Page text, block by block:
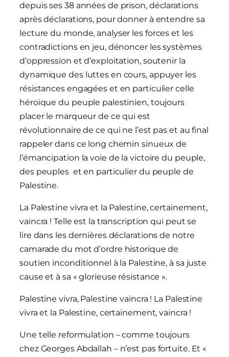
depuis ses 38 années de prison, déclarations
après déclarations, pour donner à entendre sa
lecture du monde, analyser les forces et les
contradictions en jeu, dénoncer les systèmes
d’oppression et d’exploitation, soutenir la
dynamique des luttes en cours, appuyer les
résistances engagées et en particulier celle
héroïque du peuple palestinien, toujours
placer le marqueur de ce qui est
révolutionnaire de ce qui ne l’est pas et au final
rappeler dans ce long chemin sinueux de
l’émancipation la voie de la victoire du peuple,
des peuples et en particulier du peuple de
Palestine.
La Palestine vivra et la Palestine, certainement,
vaincra ! Telle est la transcription qui peut se
lire dans les dernières déclarations de notre
camarade du mot d’ordre historique de
soutien inconditionnel à la Palestine, à sa juste
cause et à sa « glorieuse résistance ».
Palestine vivra, Palestine vaincra ! La Palestine
vivra et la Palestine, certainement, vaincra !
Une telle reformulation – comme toujours
chez Georges Abdallah – n’est pas fortuite. Et «